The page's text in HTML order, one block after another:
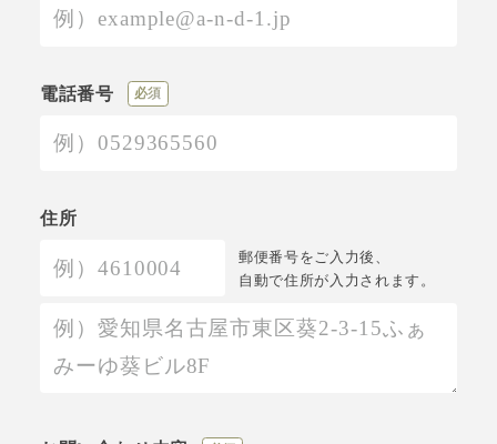
電話番号 必須
住所
郵便番号をご入力後、
自動で住所が入力されます。